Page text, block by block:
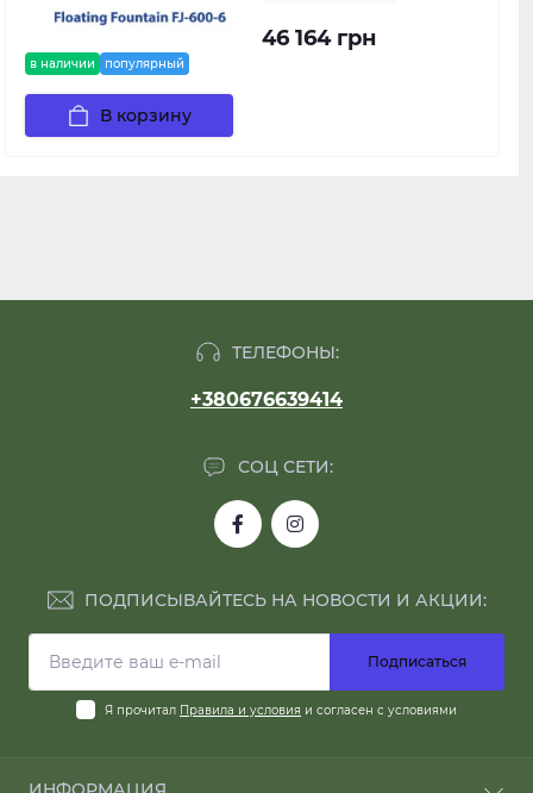
в наличии популярный
46 164 грн
В корзину
ТЕЛЕФОНЫ:
+380676639414
СОЦ СЕТИ:
ПОДПИСЫВАЙТЕСЬ НА НОВОСТИ И АКЦИИ:
Подписаться
Я прочитал Правила и условия и согласен с условиями